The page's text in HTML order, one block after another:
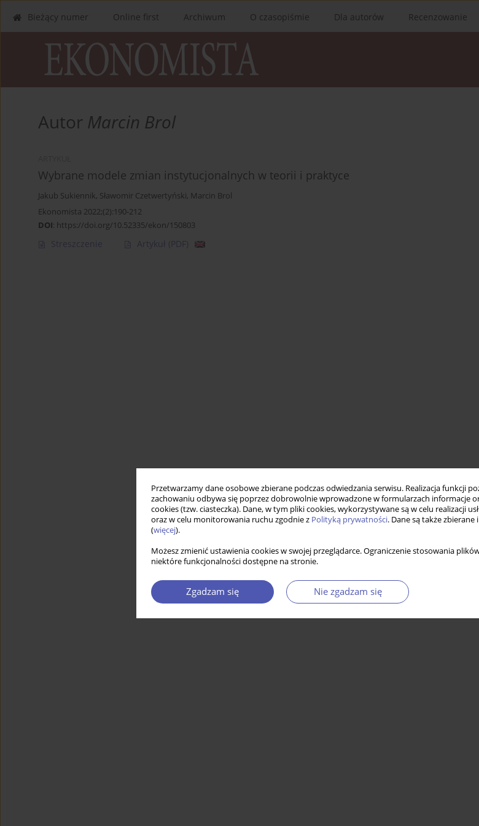
Przetwarzamy dane osobowe zbierane podczas odwiedzania serwisu. Realizacja funkcji
zachowaniu odbywa się poprzez dobrowolnie wprowadzone w formularzach informacje
cookies (tzw. ciasteczka). Dane, w tym pliki cookies, wykorzystywane są w celu realizacji
oraz w celu monitorowania ruchu zgodnie z Polityką prywatności. Dane są także
(więcej).
Możesz zmienić ustawienia cookies w swojej przeglądarce. Ograniczenie stosowania
niektóre funkcjonalności dostępne na stronie.
Zgadzam się Nie zgadzam się
Bieżący numer Online first Archiwum O czasopiśmie Dla autorów Recenzowanie
Autor Marcin Brol
Wybrane modele zmian instytucjonalnych w teorii i praktyce
Jakub Sukiennik, Sławomir Czetwertyński, Marcin Brol
Ekonomista 2022;(2):190-212
DOI: https://doi.org/10.52335/ekon/150803
Streszczenie Artykuł (PDF)